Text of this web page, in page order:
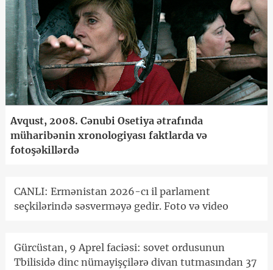
Avqust, 2008. Cənubi Osetiya ətrafında
müharibənin xronologiyası faktlarda və
fotoşəkillərdə
CANLI: Ermənistan 2026-cı il parlament
seçkilərində səsverməyə gedir. Foto və video
Gürcüstan, 9 Aprel faciəsi: sovet ordusunun
Tbilisidə dinc nümayişçilərə divan tutmasından 37